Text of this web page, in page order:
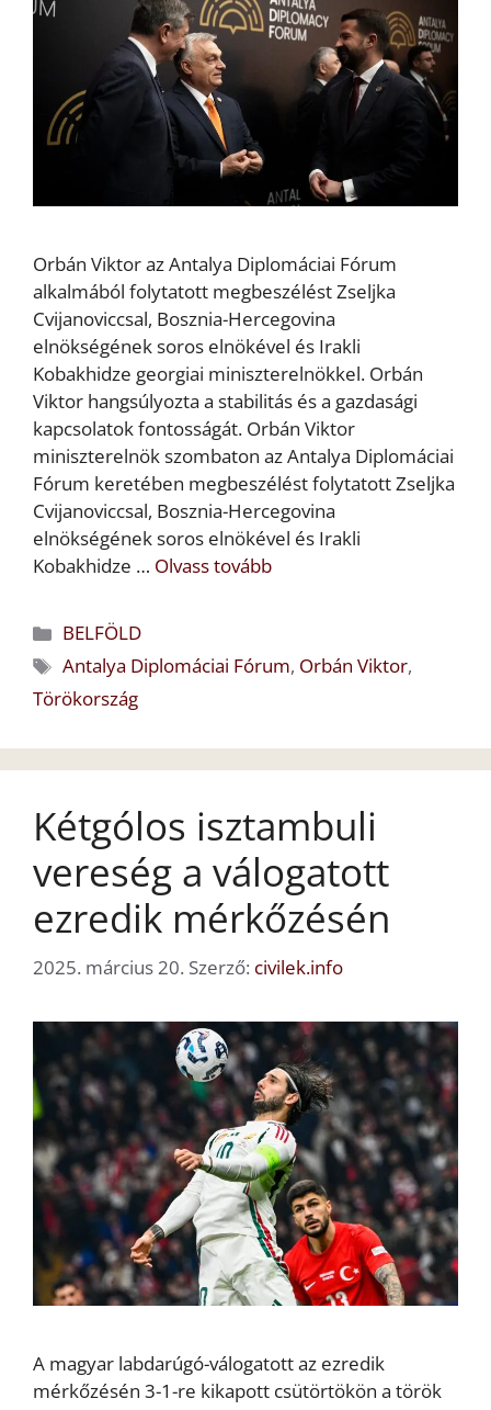
Orbán Viktor az Antalya Diplomáciai Fórum
alkalmából folytatott megbeszélést Zseljka
Cvijanoviccsal, Bosznia-Hercegovina
elnökségének soros elnökével és Irakli
Kobakhidze georgiai miniszterelnökkel. Orbán
Viktor hangsúlyozta a stabilitás és a gazdasági
kapcsolatok fontosságát. Orbán Viktor
miniszterelnök szombaton az Antalya Diplomáciai
Fórum keretében megbeszélést folytatott Zseljka
Cvijanoviccsal, Bosznia-Hercegovina
elnökségének soros elnökével és Irakli
Kobakhidze … Olvass tovább
Kategória
BELFÖLD
Címkék
Antalya Diplomáciai Fórum, Orbán Viktor,
Törökország
Kétgólos isztambuli
vereség a válogatott
ezredik mérkőzésén
2025. március 20. Szerző: civilek.info
A magyar labdarúgó-válogatott az ezredik
mérkőzésén 3-1-re kikapott csütörtökön a török